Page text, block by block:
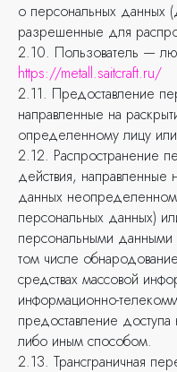
о персональных
разрешенные для
2.10. Пользователь —
https://metall.saitcraft.ru/
2.11. Предоставление
направленные на
определенному лицу
2.12. Распространение
действия, направленные
данных
персональных данных)
персональными данными
том числе
средствах массовой
информационно-
предоставление
либо иным способом.
2.13. Трансграничная